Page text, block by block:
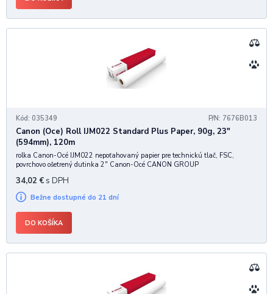
Kód: 035349 P/N: 7676B013
Canon (Oce) Roll IJM022 Standard Plus Paper, 90g, 23"
(594mm), 120m
rolka Canon-Océ IJM022 nepoťahovaný papier pre technickú tlač, FSC,
povrchovo ošetrený dutinka 2" Canon-Océ CANON GROUP
34,02 € s DPH
Bežne dostupné do 21 dní
DO KOŠÍKA